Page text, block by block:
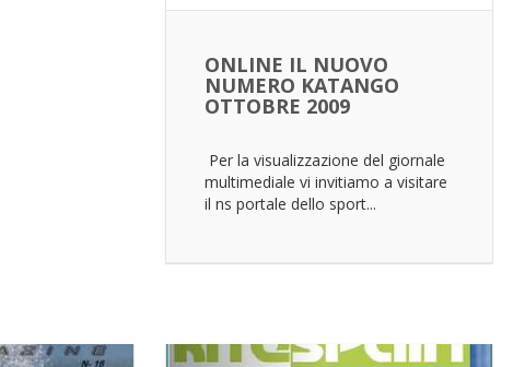
ONLINE IL NUOVO
NUMERO KATANGO
OTTOBRE 2009
Per la visualizzazione del giornale
multimediale vi invitiamo a visitare
il ns portale dello sport...